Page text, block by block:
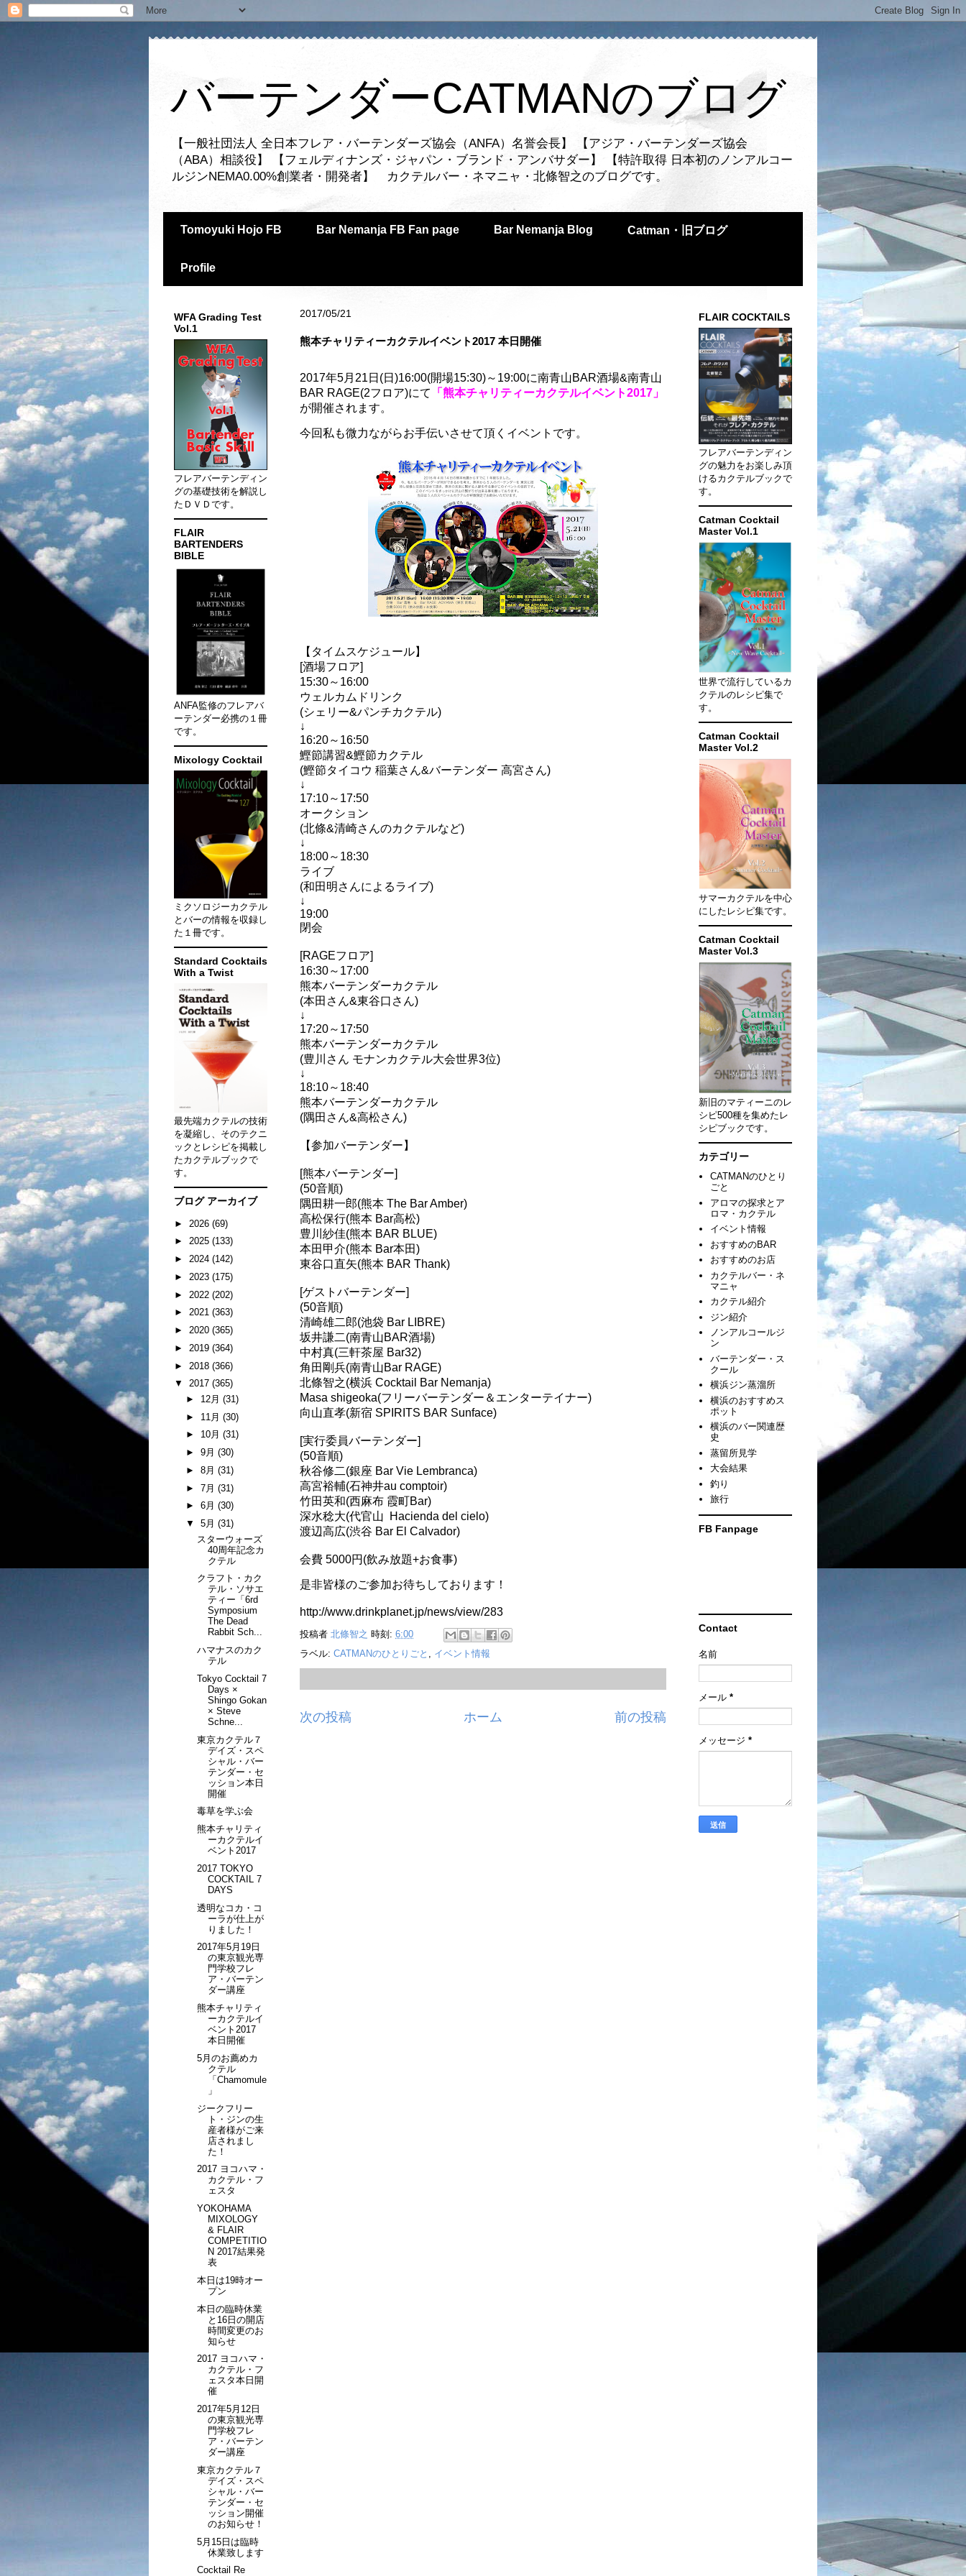
バーテンダーCATMANのブログ
【一般社団法人 全日本フレア・バーテンダーズ協会（ANFA）名誉会長】 【アジア・バーテンダーズ協会
（ABA）相談役】 【フェルディナンズ・ジャパン・ブランド・アンバサダー】 【特許取得 日本初のノンアルコー
ルジンNEMA0.00%創業者・開発者】 カクテルバー・ネマニャ・北條智之のブログです。
Tomoyuki Hojo FB Bar Nemanja FB Fan page Bar Nemanja Blog Catman・旧ブログ
Profile
2017/05/21
熊本チャリティーカクテルイベント2017 本日開催
2017年5月21日(日)16:00(開場15:30)～19:00に南青山BAR酒場&南青山
BAR RAGE(2フロア)にて
「熊本チャリティーカクテルイベント2017」
が開催されます。
今回私も微力ながらお手伝いさせて頂くイベントです。
【タイムスケジュール】
[酒場フロア]
15:30～16:00
ウェルカムドリンク
(シェリー&パンチカクテル)
↓
16:20～16:50
鰹節講習&鰹節カクテル
(鰹節タイコウ 稲葉さん&バーテンダー 高宮さん)
↓
17:10～17:50
オークション
(北條&清崎さんのカクテルなど)
↓
18:00～18:30
ライブ
(和田明さんによるライブ)
↓
19:00
閉会
[RAGEフロア]
16:30～17:00
熊本バーテンダーカクテル
(本田さん&東谷口さん)
↓
17:20～17:50
熊本バーテンダーカクテル
(豊川さん モナンカクテル大会世界3位)
↓
18:10～18:40
熊本バーテンダーカクテル
(隅田さん&高松さん)
【参加バーテンダー】
[熊本バーテンダー]
(50音順)
隅田耕一郎(熊本 The Bar Amber)
高松保行(熊本 Bar高松)
豊川紗佳(熊本 BAR BLUE)
本田甲介(熊本 Bar本田)
東谷口直矢(熊本 BAR Thank)
[ゲストバーテンダー]
(50音順)
清崎雄二郎(池袋 Bar LIBRE)
坂井謙二(南青山BAR酒場)
中村真(三軒茶屋 Bar32)
角田剛兵(南青山Bar RAGE)
北條智之(横浜 Cocktail Bar Nemanja)
Masa shigeoka(フリーバーテンダー＆エンターテイナー)
向山直孝(新宿 SPIRITS BAR Sunface)
[実行委員バーテンダー]
(50音順)
秋谷修二(銀座 Bar Vie Lembranca)
高宮裕輔(石神井au comptoir)
竹田英和(西麻布 霞町Bar)
深水稔大(代官山 Hacienda del cielo)
渡辺高広(渋谷 Bar El Calvador)
会費 5000円(飲み放題+お食事)
是非皆様のご参加お待ちしております！
http://www.drinkplanet.jp/news/view/283
投稿者 北條智之 時刻: 6:00
ラベル: CATMANのひとりごと , イベント情報
次の投稿 前の投稿
ホーム
WFA Grading Test
Vol.1
フレアバーテンディン
グの基礎技術を解説し
たＤＶＤです。
FLAIR
BARTENDERS
BIBLE
ANFA監修のフレアバ
ーテンダー必携の１冊
です。
Mixology Cocktail
ミクソロジーカクテル
とバーの情報を収録し
た１冊です。
Standard Cocktails
With a Twist
最先端カクテルの技術
を凝縮し、そのテクニ
ックとレシピを掲載し
たカクテルブックで
す。
ブログ アーカイブ
► 2026 (69)
► 2025 (133)
► 2024 (142)
► 2023 (175)
► 2022 (202)
► 2021 (363)
► 2020 (365)
► 2019 (364)
► 2018 (366)
▼ 2017 (365)
► 12月 (31)
► 11月 (30)
► 10月 (31)
► 9月 (30)
► 8月 (31)
► 7月 (31)
► 6月 (30)
▼ 5月 (31)
スターウォーズ
40周年記念カ
クテル
クラフト・カク
テル・ソサエ
ティー「6rd
Symposium
The Dead
Rabbit Sch...
ハマナスのカク
テル
Tokyo Cocktail 7
Days ×
Shingo Gokan
× Steve
Schne...
東京カクテル７
デイズ・スペ
シャル・バー
テンダー・セ
ッション本日
開催
毒草を学ぶ会
熊本チャリティ
ーカクテルイ
ベント2017
2017 TOKYO
COCKTAIL 7
DAYS
透明なコカ・コ
ーラが仕上が
りました！
2017年5月19日
の東京観光専
門学校フレ
ア・バーテン
ダー講座
熊本チャリティ
ーカクテルイ
ベント2017
本日開催
5月のお薦めカ
クテル
「Chamomule
」
ジークフリー
ト・ジンの生
産者様がご来
店されまし
た！
2017 ヨコハマ・
カクテル・フ
ェスタ
YOKOHAMA
MIXOLOGY
& FLAIR
COMPETITIO
N 2017結果発
表
本日は19時オー
プン
本日の臨時休業
と16日の開店
時間変更のお
知らせ
2017 ヨコハマ・
カクテル・フ
ェスタ本日開
催
2017年5月12日
の東京観光専
門学校フレ
ア・バーテン
ダー講座
東京カクテル７
デイズ・スペ
シャル・バー
テンダー・セ
ッション開催
のお知らせ！
5月15日は臨時
休業致します
Cocktail Re
FLAIR COCKTAILS
フレアバーテンディン
グの魅力をお楽しみ頂
けるカクテルブックで
す。
Catman Cocktail
Master Vol.1
世界で流行しているカ
クテルのレシピ集で
す。
Catman Cocktail
Master Vol.2
サマーカクテルを中心
にしたレシピ集です。
Catman Cocktail
Master Vol.3
新旧のマティーニのレ
シピ500種を集めたレ
シピブックです。
カテゴリー
CATMANのひとり
ごと
アロマの探求とア
ロマ・カクテル
イベント情報
おすすめのBAR
おすすめのお店
カクテルバー・ネ
マニャ
カクテル紹介
ジン紹介
ノンアルコールジ
ン
バーテンダー・ス
クール
横浜ジン蒸溜所
横浜のおすすめス
ポット
横浜のバー関連歴
史
蒸留所見学
大会結果
釣り
旅行
FB Fanpage
Contact
名前
メール *
メッセージ *